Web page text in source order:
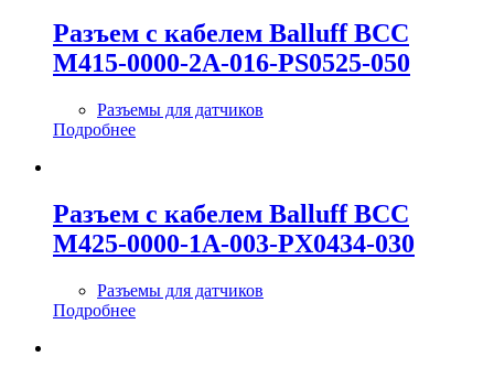
Разъем с кабелем Balluff BCC
M415-0000-2A-016-PS0525-050
Разъемы для датчиков
Подробнее
Разъем с кабелем Balluff BCC
M425-0000-1A-003-PX0434-030
Разъемы для датчиков
Подробнее